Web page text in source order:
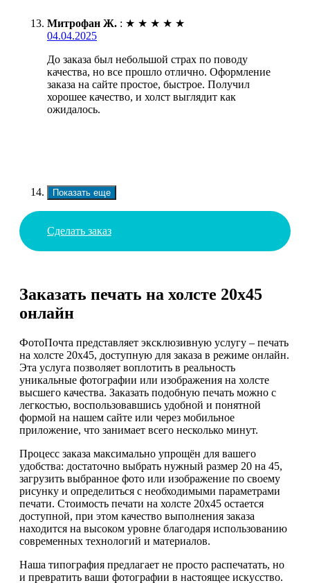
Митрофан Ж. : ★ ★ ★ ★ ★
04.04.2025
До заказа был небольшой страх по поводу
качества, но все прошло отлично. Оформление
заказа на сайте простое, быстрое. Получил
хорошее качество, и холст выглядит как
ожидалось.
Показать еще
Сделать заказ
Заказать печать на холсте 20х45
онлайн
ФотоПочта представляет эксклюзивную услугу – печать
на холсте 20х45, доступную для заказа в режиме онлайн.
Эта услуга позволяет воплотить в реальность
уникальные фотографии или изображения на холсте
высшего качества. Заказать подобную печать можно с
легкостью, воспользовавшись удобной и понятной
формой на нашем сайте или через мобильное
приложение, что занимает всего несколько минут.
Процесс заказа максимально упрощён для вашего
удобства: достаточно выбрать нужный размер 20 на 45,
загрузить выбранное фото или изображение по своему
рисунку и определиться с необходимыми параметрами
печати. Стоимость печати на холсте 20х45 остается
доступной, при этом качество выполнения заказа
находится на высоком уровне благодаря использованию
современных технологий и материалов.
Наша типография предлагает не просто распечатать, но
и превратить ваши фотографии в настоящее искусство.